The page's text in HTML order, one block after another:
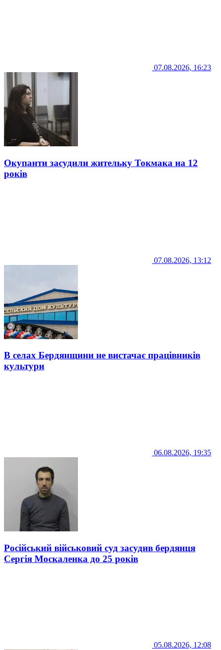
07.08.2026, 16:23
Окупанти засудили жительку Токмака на 12
років
07.08.2026, 13:12
В селах Бердянщини не вистачає працівників
культури
06.08.2026, 19:35
Російський військовий суд засудив бердянця
Сергія Москаленка до 25 років
05.08.2026, 12:08